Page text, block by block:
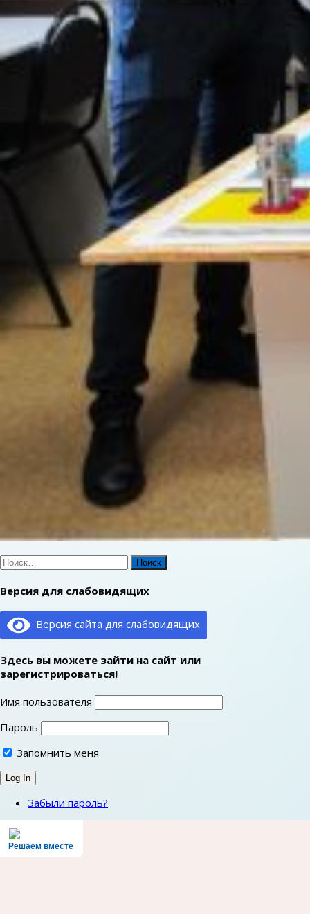
Найти:
Версия для слабовидящих
Версия сайта для слабовидящих
Здесь вы можете зайти на сайт или
зарегистрироваться!
Имя пользователя
Пароль
Запомнить меня
Забыли пароль?
Решаем вместе